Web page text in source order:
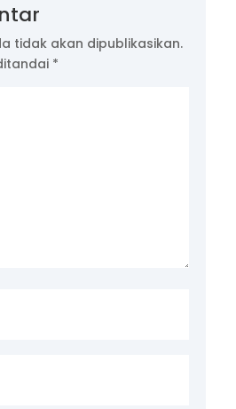
tidak akan dipublikasikan.
*